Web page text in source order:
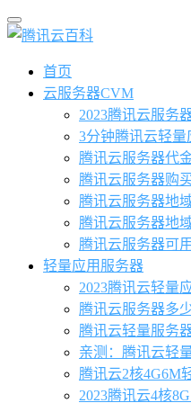
首页
云服务器CVM
2023腾讯云服务
3分钟腾讯云轻量
腾讯云服务器代
腾讯云服务器购
腾讯云服务器地
腾讯云服务器地
腾讯云服务器可
轻量应用服务器
2023腾讯云轻量
腾讯云服务器多
腾讯云轻量服务
亲测：腾讯云轻
腾讯云2核4G6M
2023腾讯云4核